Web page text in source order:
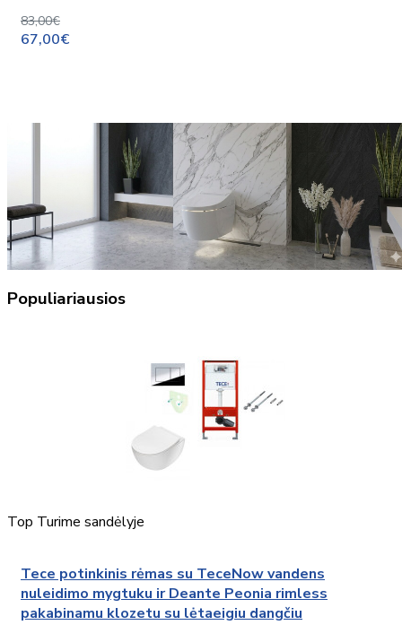
83,00€
67,00€
Populiariausios
Top Turime sandėlyje
Tece potinkinis rėmas su TeceNow vandens
nuleidimo mygtuku ir Deante Peonia rimless
pakabinamu klozetu su lėtaeigiu dangčiu